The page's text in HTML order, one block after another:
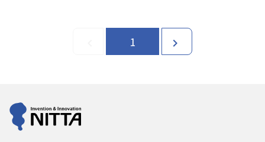
1 chevron_right